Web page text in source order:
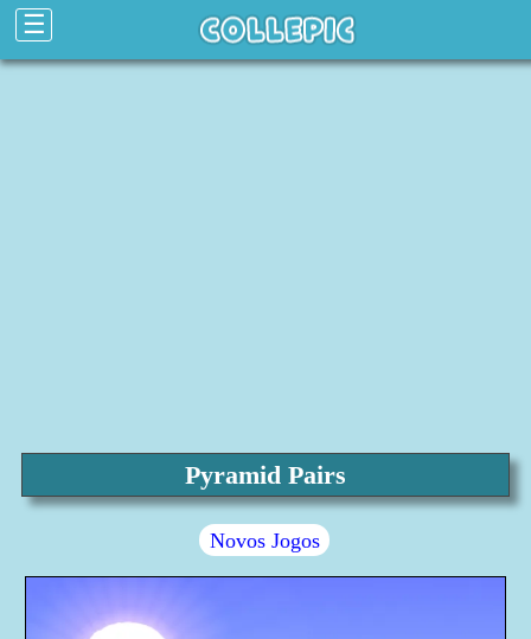
☰
Pyramid Pairs
Novos Jogos